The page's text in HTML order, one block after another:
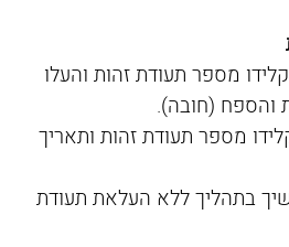
מספר תעודת זהות והעלו
והספח (חובה).
מספר תעודת זהות ותאריך
בתהליך ללא העלאת תעודת